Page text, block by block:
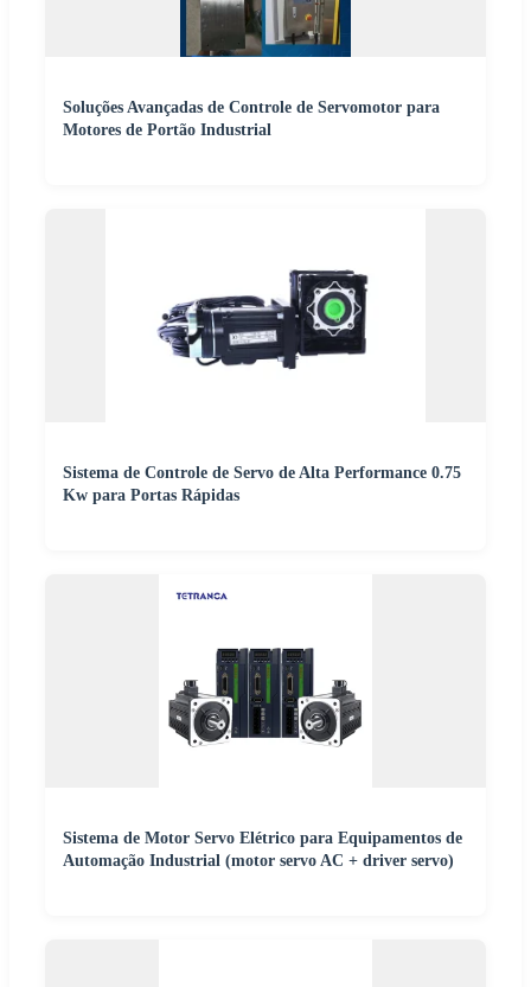
Soluções Avançadas de Controle de Servomotor para
Motores de Portão Industrial
Sistema de Controle de Servo de Alta Performance 0.75
Kw para Portas Rápidas
Sistema de Motor Servo Elétrico para Equipamentos de
Automação Industrial (motor servo AC + driver servo)